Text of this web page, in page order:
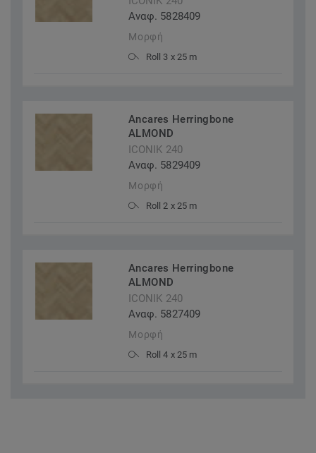
Αναφ. 5828409
Μορφή
Roll 3 x 25 m
Ancares Herringbone
ALMOND
ICONIK 240
Αναφ. 5829409
Μορφή
Roll 2 x 25 m
Ancares Herringbone
ALMOND
ICONIK 240
Αναφ. 5827409
Μορφή
Roll 4 x 25 m